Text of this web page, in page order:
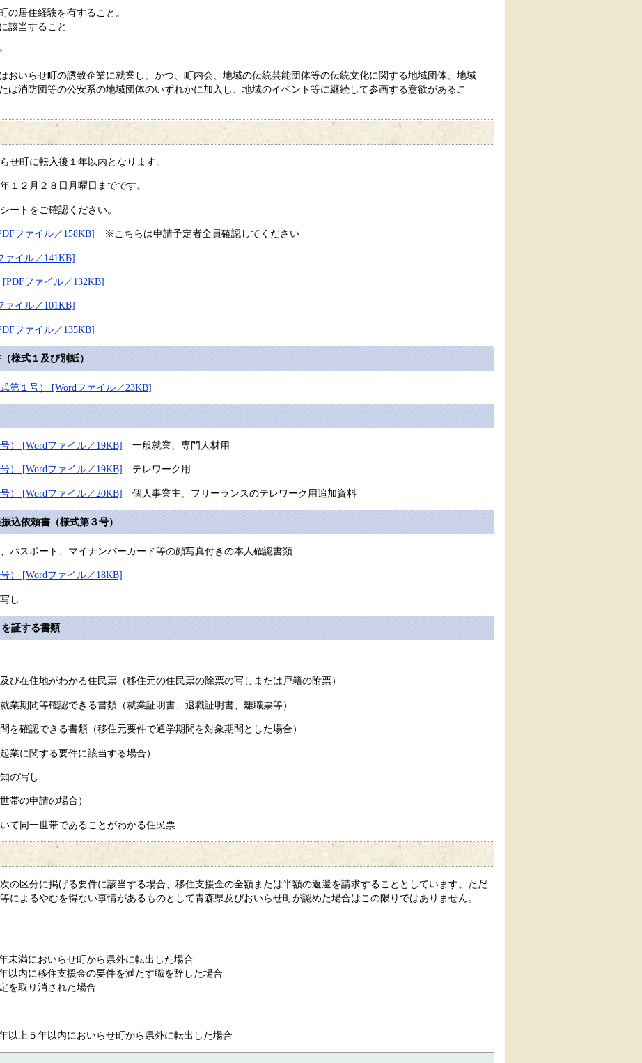
の居住経験を有すること。
該当すること
おいらせ町の誘致企業に就業し、かつ、町内会、地域の伝統芸能団体等の伝統文化に関する地域団体、地域
は消防団等の公安系の地域団体のいずれかに加入し、地域のイベント等に継続して参画する意欲があるこ
町に転入後１年以内となります。
２月２８日月曜日までです。
ートをご確認ください。
ファイル／158KB] ※こちらは申請予定者全員確認してください
ァイル／141KB]
ファイル／132KB]
ァイル／101KB]
ファイル／135KB]
式１及び別紙）
第１号） [Wordファイル／23KB]
） [Wordファイル／19KB] 一般就業、専門人材用
） [Wordファイル／19KB] テレワーク用
） [Wordファイル／20KB] 個人事業主、フリーランスのテレワーク用追加資料
依頼書（様式第３号）
ポート、マイナンバーカード等の顔写真付きの本人確認書類
） [Wordファイル／18KB]
し
証する書類
がわかる住民票（移住元の住民票の除票の写しまたは戸籍の附票）
確認できる書類（就業証明書、退職証明書、離職票等）
きる書類（移住元要件で通学期間を対象期間とした場合）
に関する要件に該当する場合）
写し
の申請の場合）
一世帯であることがわかる住民票
の区分に掲げる要件に該当する場合、移住支援金の全額または半額の返還を請求することとしています。ただ
によるやむを得ない事情があるものとして青森県及びおいらせ町が認めた場合はこの限りではありません。
未満においらせ町から県外に転出した場合
以内に移住支援金の要件を満たす職を辞した場合
を取り消された場合
以上５年以内においらせ町から県外に転出した場合